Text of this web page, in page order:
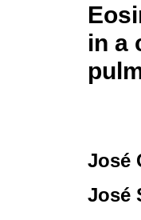
in a
José
José